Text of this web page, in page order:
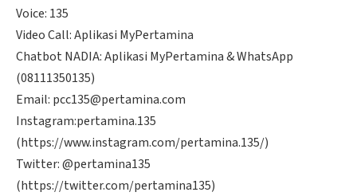
Voice: 135
Video Call: Aplikasi MyPertamina
Chatbot NADIA: Aplikasi MyPertamina & WhatsApp
(08111350135)
Email: pcc135@pertamina.com
Instagram:pertamina.135
(https://www.instagram.com/pertamina.135/)
Twitter: @pertamina135
(https://twitter.com/pertamina135)